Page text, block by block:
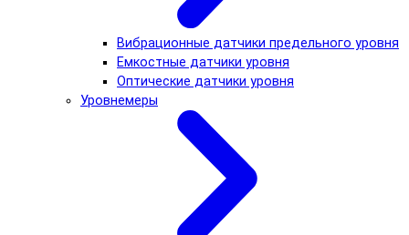
Вибрационные датчики предельного уровня
Емкостные датчики уровня
Оптические датчики уровня
Уровнемеры